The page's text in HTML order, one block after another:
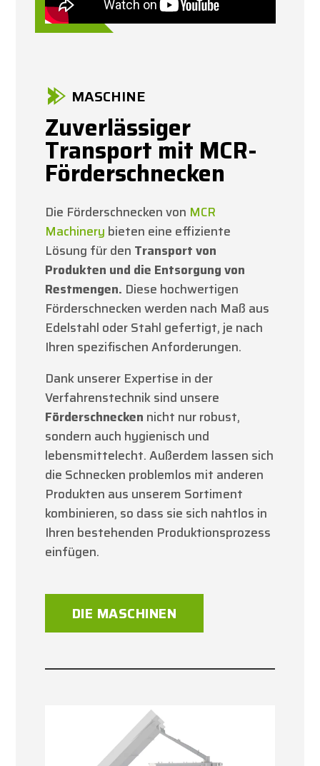
MASCHINE
Zuverlässiger
Transport mit MCR-
Förderschnecken
Die Förderschnecken von MCR
Machinery bieten eine effiziente
Lösung für den Transport von
Produkten und die Entsorgung von
Restmengen. Diese hochwertigen
Förderschnecken werden nach Maß aus
Edelstahl oder Stahl gefertigt, je nach
Ihren spezifischen Anforderungen.
Dank unserer Expertise in der
Verfahrenstechnik sind unsere
Förderschnecken nicht nur robust,
sondern auch hygienisch und
lebensmittelecht. Außerdem lassen sich
die Schnecken problemlos mit anderen
Produkten aus unserem Sortiment
kombinieren, so dass sie sich nahtlos in
Ihren bestehenden Produktionsprozess
einfügen.
DIE MASCHINEN